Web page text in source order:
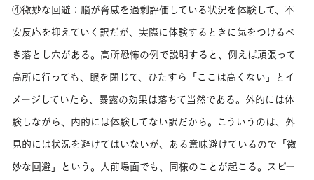
④微妙な回避：脳が脅威を過剰評価している状況を体験して、不
安反応を抑えていく訳だが、実際に体験するときに気をつけるべ
き落とし穴がある。高所恐怖の例で説明すると、例えば頑張って
高所に行っても、眼を閉じて、ひたすら「ここは高くない」とイ
メージしていたら、暴露の効果は落ちて当然である。外的には体
験しながら、内的には体験してない訳だから。こういうのは、外
見的には状況を避けてはいないが、ある意味避けているので「微
妙な回避」という。人前場面でも、同様のことが起こる。スピー